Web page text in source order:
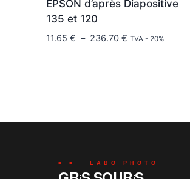
EPSON d’après Diapositive
135 et 120
11.65 € – 236.70 €Plage
TVA - 20%
■ ■ LABO PHOTO